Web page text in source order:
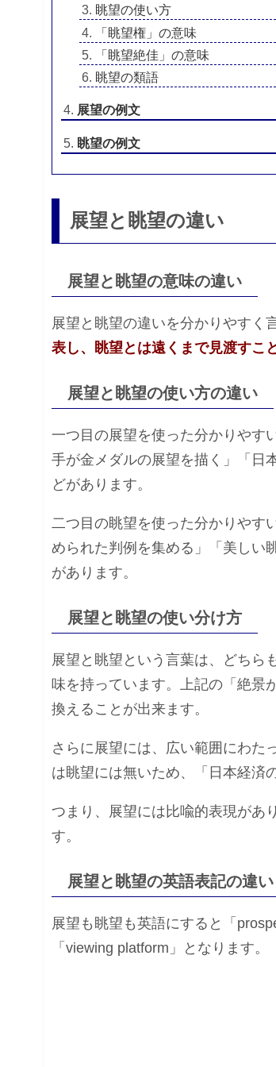
眺望の使い方
「眺望権」の意味
「眺望絶佳」の意味
眺望の類語
展望の例文
眺望の例文
展望と眺望の違い
展望と眺望の意味の違い
展望と眺望の違いを分かりやすく
表し、眺望とは遠くまで見渡すこ
展望と眺望の使い方の違い
一つ目の展望を使った分かりやす
手が金メダルの展望を描く」「日
どがあります。
二つ目の眺望を使った分かりやす
められた判例を集める」「美しい
があります。
展望と眺望の使い分け方
展望と眺望という言葉は、どちら
味を持っています。上記の「絶景
換えることが出来ます。
さらに展望には、広い範囲にわた
は眺望には無いため、「日本経済
つまり、展望には比喩的表現があ
す。
展望と眺望の英語表記の違い
展望も眺望も英語にすると「
「viewing platform」となります。